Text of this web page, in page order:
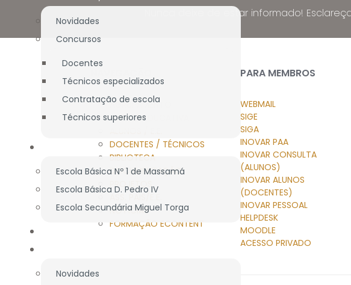
Novidades
Concursos
Docentes
Técnicos especializados
Contratação de escola
Técnicos superiores
Escola Básica Nº 1 de Massamá
Escola Básica D. Pedro IV
Escola Secundária Miguel Torga
Novidades
Nunca deixe de estar informado!
AGRUPAMENTO
OFERTA EDUCATIVA
DOCENTES / TÉCNICOS
BIBLIOTECA
DOCUMENTAÇÃO
PROJETOS
NOTÍCIAS
FORMAÇÃO ECONTENT
PARA MEMBROS
WEBMAIL
SIGE
SIGA
INOVAR PAA
INOVAR CONSULTA
(ALUNOS)
INOVAR ALUNOS
(DOCENTES)
INOVAR PESSOAL
HELPDESK
MOODLE
ACESSO PRIVADO